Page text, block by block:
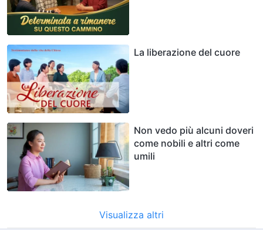
La liberazione del cuore
Non vedo più alcuni doveri
come nobili e altri come
umili
Visualizza altri